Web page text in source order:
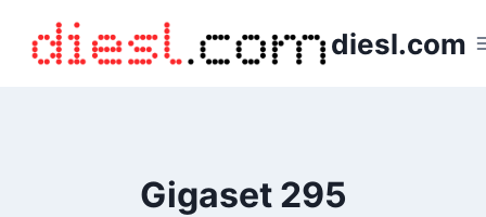
contenido
diesl.com
Gigaset 295